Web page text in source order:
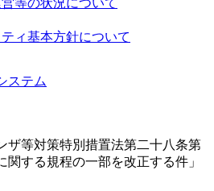
ィ基本方針について
ステム
ザ等対策特別措置法第二十八条第
関する規程の一部を改正する件」